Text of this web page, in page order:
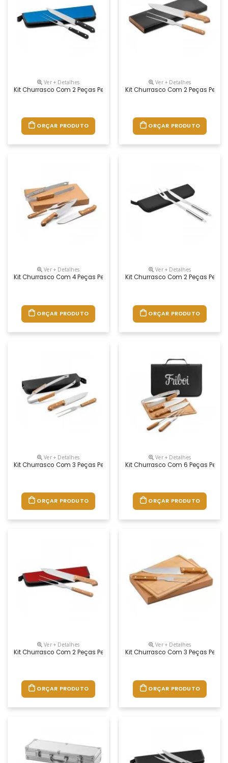
Ver + Detalhes
Kit Churrasco Com 2 Peças Personalizado
ORÇAR PRODUTO
Ver + Detalhes
Kit Churrasco Com 2 Peças
ORÇAR PRODUTO
Ver + Detalhes
Kit Churrasco Com 4 Peças Personalizado
ORÇAR PRODUTO
Ver + Detalhes
Kit Churrasco Com 2 Peças
ORÇAR PRODUTO
Ver + Detalhes
Kit Churrasco Com 3 Peças Personalizado
ORÇAR PRODUTO
Ver + Detalhes
Kit Churrasco Com 6 Peças
ORÇAR PRODUTO
Ver + Detalhes
Kit Churrasco Com 2 Peças Personalizado
ORÇAR PRODUTO
Ver + Detalhes
Kit Churrasco Com 3 Peças
ORÇAR PRODUTO